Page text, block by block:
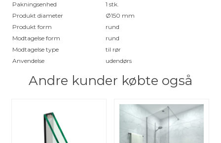
Pakningsenhed
1 stk.
Produkt diameter
Ø150 mm
Produkt form
rund
Modtagelse form
rund
Modtagelse type
til rør
Anvendelse
udendørs
Andre kunder købte også